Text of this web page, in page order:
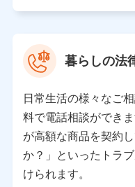
暮らしの法
日常生活の様々なご
料で電話相談ができ
が高額な商品を契約
か？」といったトラ
けられます。